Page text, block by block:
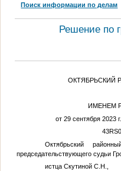
Поиск информации по делам
Решение по
ОКТЯБРЬСКИЙ
ИМЕНЕМ
от 29 сентября 2023
Октябрьский
председательствующего судьи
истца Скутиной С.Н.,